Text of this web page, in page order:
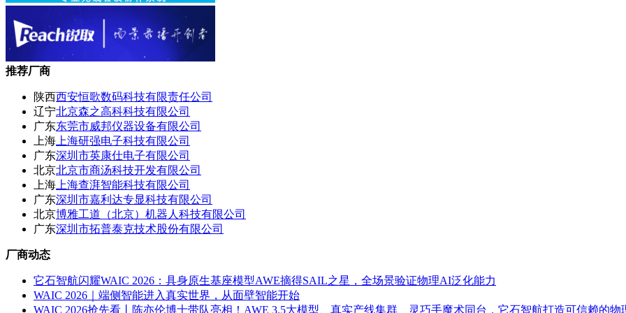
推荐厂商
陕西西安恒歌数码科技有限责任公司
辽宁北京森之高科科技有限公司
广东东莞市威邦仪器设备有限公司
上海 上海研强电子科技有限公司
广东深圳市英康仕电子有限公司
北京北京市商汤科技开发有限公司
上海 上海查湃智能科技有限公司
广东深圳市嘉利达专显科技有限公司
北京博雅工道（北京）机器人科技有限公司
广东深圳市拓普泰克技术股份有限公司
厂商动态
它石智航闪耀WAIC 2026：具身原生基座模型AWE摘得SAIL之星，全场景验证物理AI泛化能力
WAIC 2026｜端侧智能进入真实世界，从面壁智能开始
WAIC 2026抢先看丨陈亦伦博士带队亮相！AWE 3.5大模型、真实产线集群、灵巧手魔术同台，它石智航打造可信赖的物